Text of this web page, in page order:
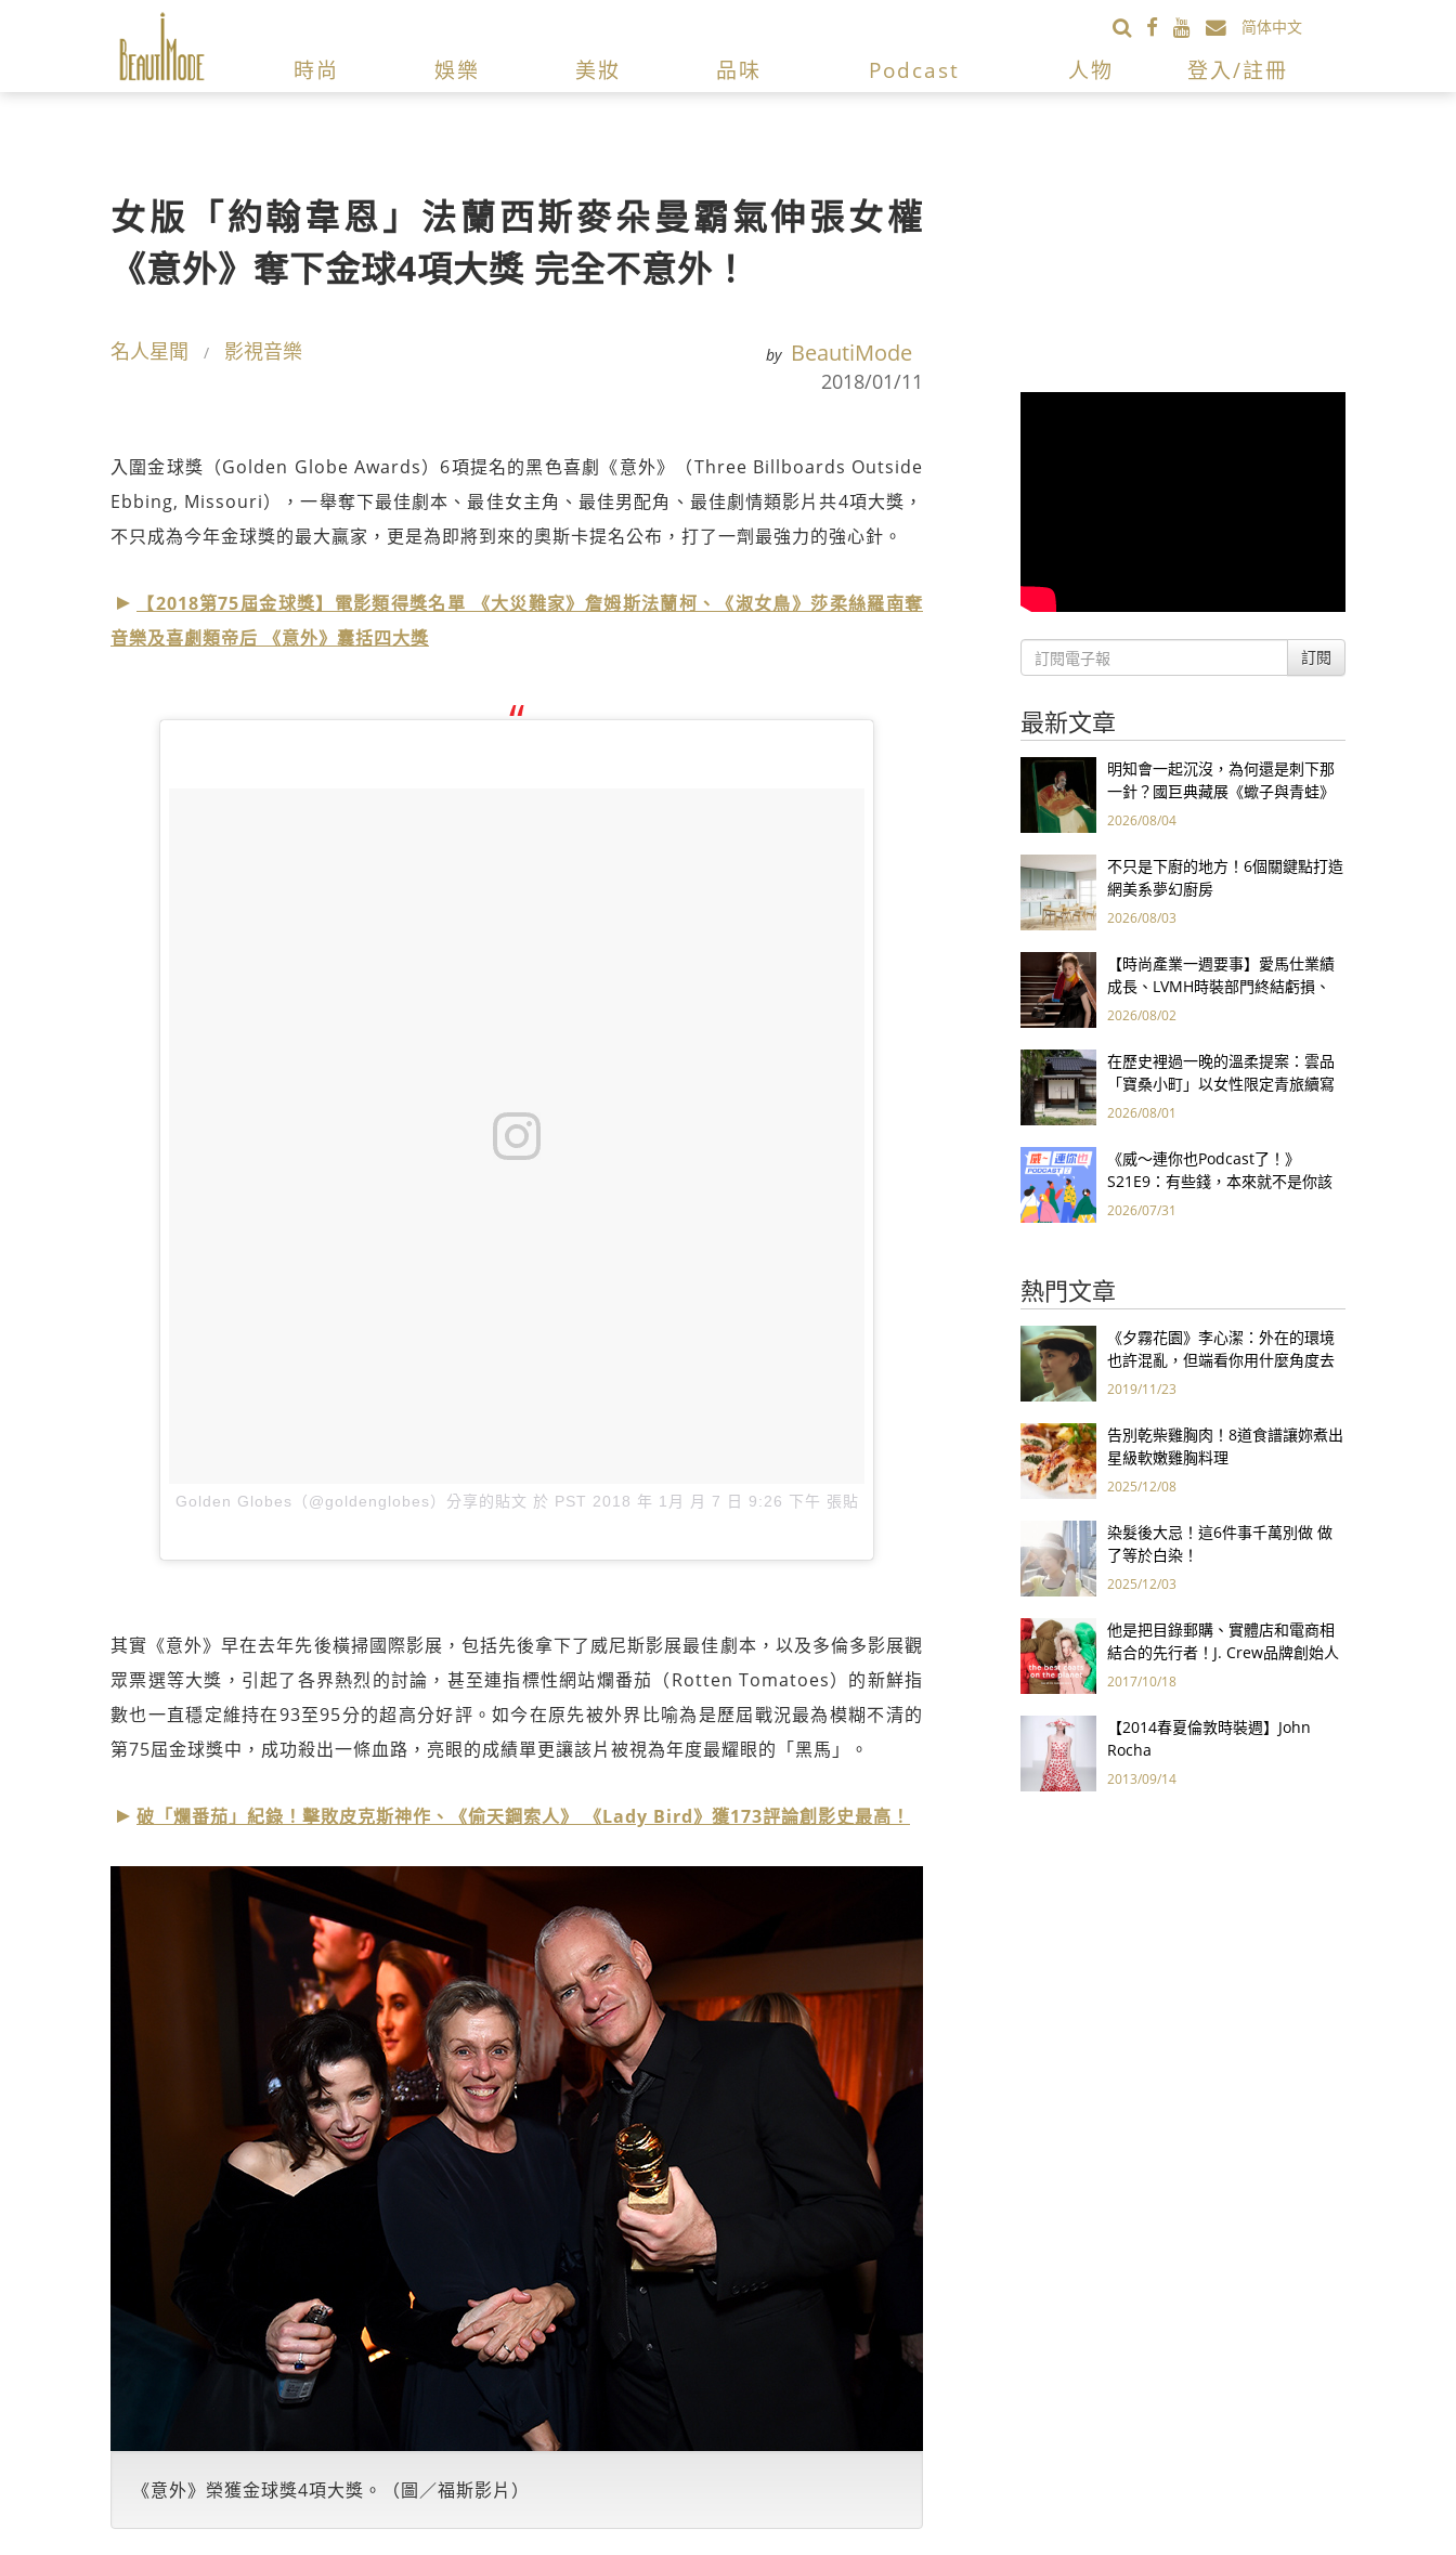
简体中文
時尚 娛樂 美妝 品味 Podcast 人物 登入/註冊
女版「約翰韋恩」法蘭西斯麥朵曼霸氣伸張女權
《意外》奪下金球4項大獎 完全不意外！
名人星聞 影視音樂 by BeautiMode
2018/01/11
入圍金球獎（Golden Globe Awards）6項提名的黑色喜劇《意外》（Three Billboards Outside
Ebbing, Missouri），一舉奪下最佳劇本、最佳女主角、最佳男配角、最佳劇情類影片共4項大獎，
不只成為今年金球獎的最大贏家，更是為即將到來的奧斯卡提名公布，打了一劑最強力的強心針。
【2018第75屆金球獎】電影類得獎名單 《大災難家》詹姆斯法蘭柯、《淑女鳥》莎柔絲羅南奪
音樂及喜劇類帝后 《意外》囊括四大獎
Golden Globes（@goldenglobes）分享的貼文 於 PST 2018 年 1月 月 7 日 9:26 下午 張貼
其實《意外》早在去年先後橫掃國際影展，包括先後拿下了威尼斯影展最佳劇本，以及多倫多影展觀
眾票選等大獎，引起了各界熱烈的討論，甚至連指標性網站爛番茄（Rotten Tomatoes）的新鮮指
數也一直穩定維持在93至95分的超高分好評。如今在原先被外界比喻為是歷屆戰況最為模糊不清的
第75屆金球獎中，成功殺出一條血路，亮眼的成績單更讓該片被視為年度最耀眼的「黑馬」。
破「爛番茄」紀錄！擊敗皮克斯神作、《偷天鋼索人》 《Lady Bird》獲173評論創影史最高！
《意外》榮獲金球獎4項大獎。（圖／福斯影片）
訂閱
最新文章
明知會一起沉沒，為何還是刺下那
一針？國巨典藏展《蠍子與青蛙》
用66件名作拷問人性
2026/08/04
不只是下廚的地方！6個關鍵點打造
網美系夢幻廚房
2026/08/03
【時尚產業一週要事】愛馬仕業績
成長、LVMH時裝部門終結虧損、
Kering轉型策略初現成效、Prada
2026/08/02
在歷史裡過一晚的溫柔提案：雲品
「寶桑小町」以女性限定青旅續寫
台東老屋記憶
2026/08/01
《威～連你也Podcast了！》
S21E9：有些錢，本來就不是你該
賺的——讀《一個投機者的告白》
2026/07/31
熱門文章
《夕霧花園》李心潔：外在的環境
也許混亂，但端看你用什麼角度去
看世界
2019/11/23
告別乾柴雞胸肉！8道食譜讓妳煮出
星級軟嫩雞胸料理
2025/12/08
染髮後大忌！這6件事千萬別做 做
了等於白染！
2025/12/03
他是把目錄郵購、實體店和電商相
結合的先行者！J. Crew品牌創始人
Arthur Cinader去世，享年90歲
2017/10/18
【2014春夏倫敦時裝週】John
Rocha
2013/09/14